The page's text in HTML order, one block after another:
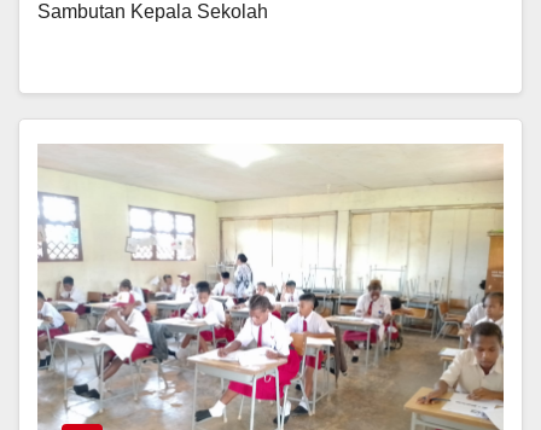
Sambutan Kepala Sekolah